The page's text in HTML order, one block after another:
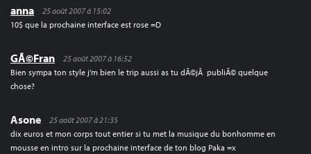
anna
25 août 2007 à 15:02
10$ que la prochaine interface est rose =D
GÃ©Fran
25 août 2007 à 16:52
Bien sympa ton style j’m bien le trip aussi as tu dÃ©jÃ publiÃ© quelque
chose?
Asone
25 août 2007 à 21:35
dix euros et mon corps tout entier si tu met la musique du bonhomme en
mousse en intro sur la prochaine interface de ton blog Paka =x